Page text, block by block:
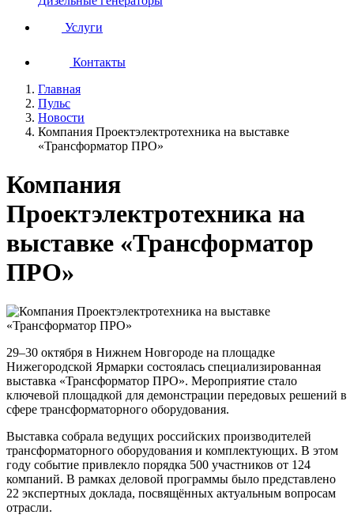
Услуги
Контакты
Главная
Пульс
Новости
Компания Проектэлектротехника на выставке
«Трансформатор ПРО»
Компания
Проектэлектротехника на
выставке «Трансформатор
ПРО»
29–30 октября в Нижнем Новгороде на площадке
Нижегородской Ярмарки состоялась специализированная
выставка «Трансформатор ПРО». Мероприятие стало
ключевой площадкой для демонстрации передовых решений в
сфере трансформаторного оборудования.
Выставка собрала ведущих российских производителей
трансформаторного оборудования и комплектующих. В этом
году событие привлекло порядка 500 участников от 124
компаний. В рамках деловой программы было представлено
22 экспертных доклада, посвящённых актуальным вопросам
отрасли.